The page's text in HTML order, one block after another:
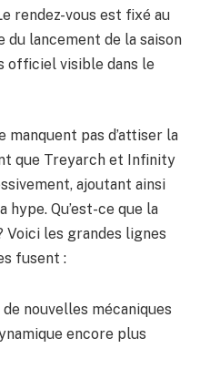
rendez-vous est fixé au
du lancement de la saison
officiel visible dans le
manquent pas d’attiser la
que Treyarch et Infinity
ajoutant ainsi
Qu’est-ce que la
Voici les grandes lignes
fusent :
nouvelles mécaniques
encore plus